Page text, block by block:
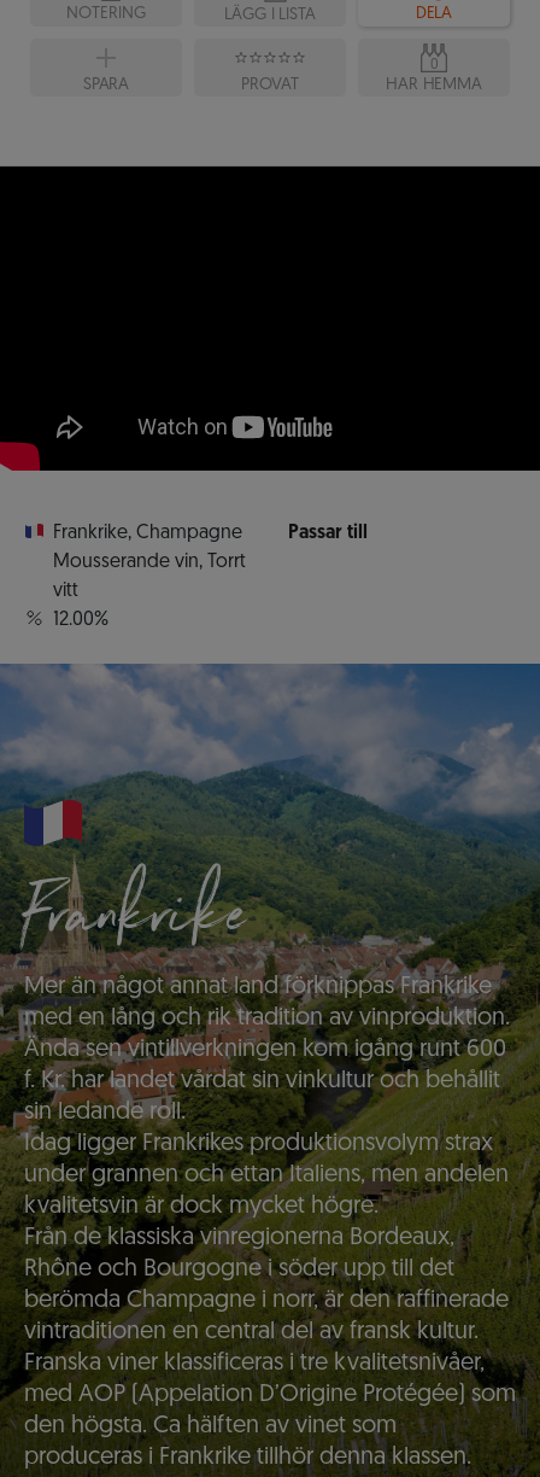
NOTERING LÄGG I LISTA DELA
SPARA PROVAT
0
HAR HEMMA
Frankrike, Champagne
Mousserande vin,
Torrt
vitt
12.00%
Passar till
Frankrike
Mer än något annat land förknippas Frankrike
med en lång och rik tradition av vinproduktion.
Ända sen vintillverkningen kom igång runt 600
f. Kr. har landet vårdat sin vinkultur och behållit
sin ledande roll.
Idag ligger Frankrikes produktionsvolym strax
under grannen och ettan Italiens, men andelen
kvalitetsvin är dock mycket högre.
Från de klassiska vinregionerna Bordeaux,
Rhône och Bourgogne i söder upp till det
berömda Champagne i norr, är den raffinerade
vintraditionen en central del av fransk kultur.
Franska viner klassificeras i tre kvalitetsnivåer,
med AOP (Appelation D’Origine Protégée) som
den högsta. Ca hälften av vinet som
produceras i Frankrike tillhör denna klassen.